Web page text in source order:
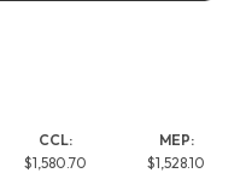
CCL:
$1,580.70
MEP:
$1,528.10